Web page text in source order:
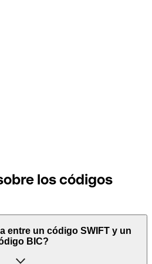
los códigos
entre un código SWIFT y un
BIC?